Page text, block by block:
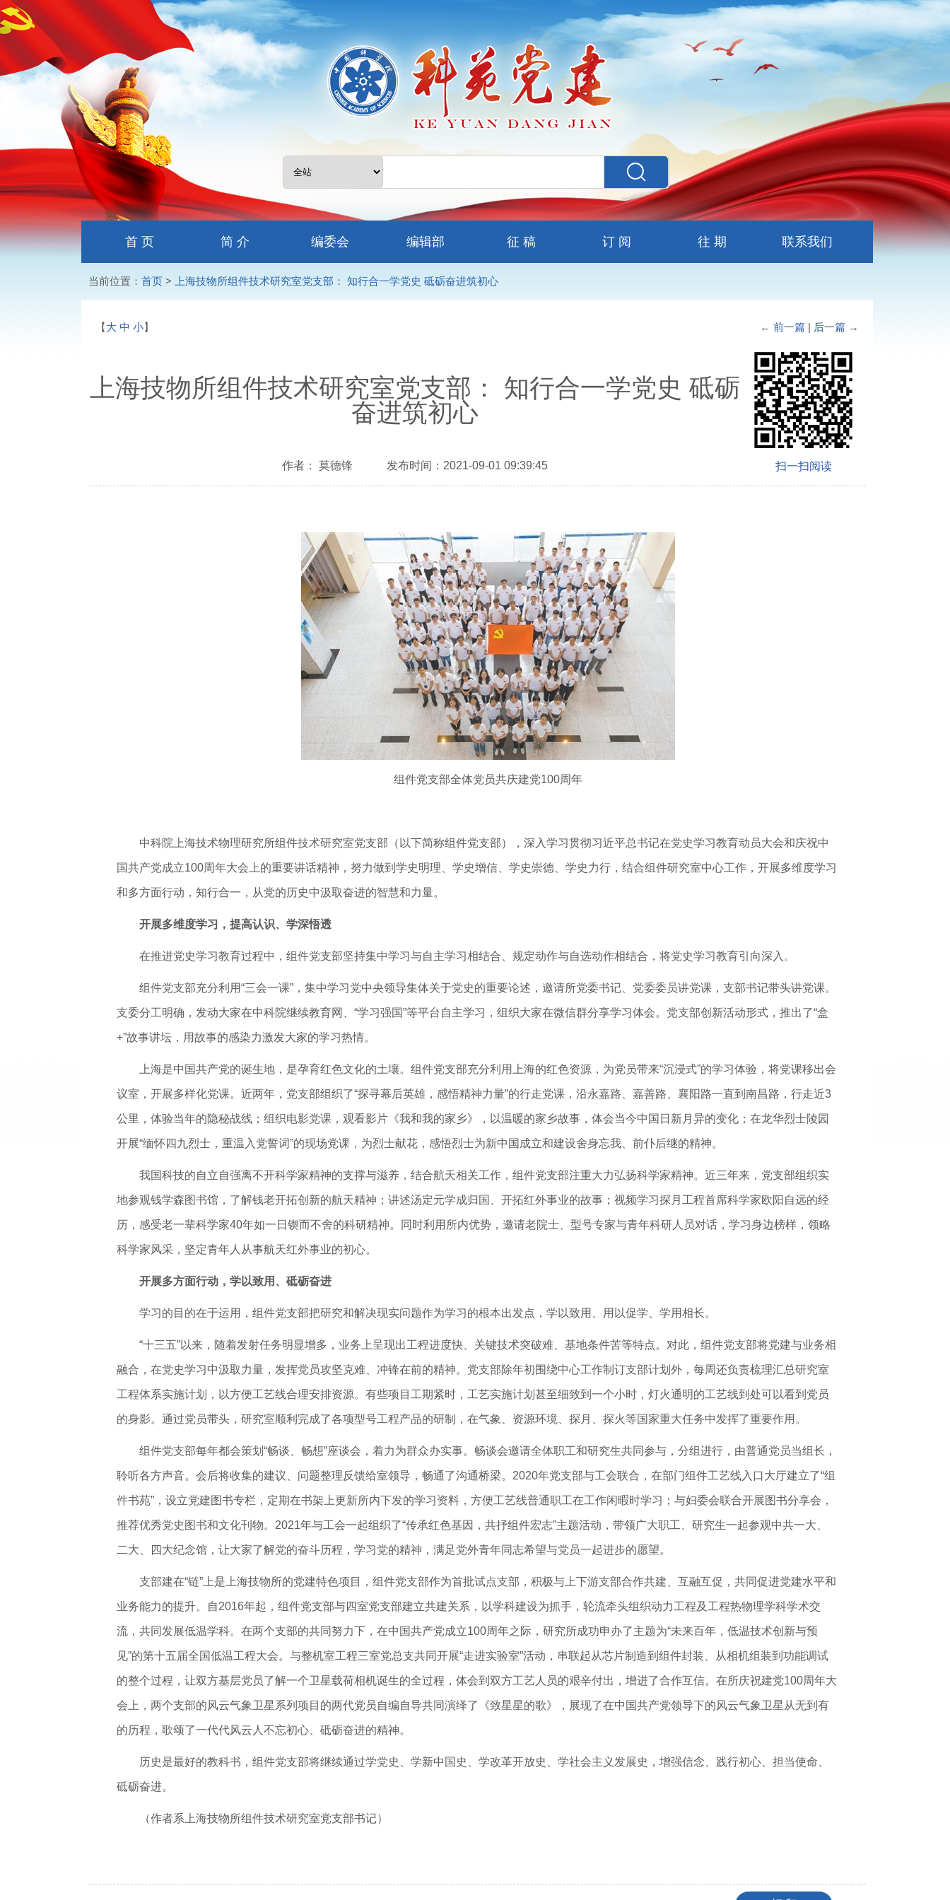
首 页 简 介 编委会 编辑部 征 稿 订 阅 往 期 联系我们
当前位置： 首页> 上海技物所组件技术研究室党支部： 知行合一学党史 砥砺奋进筑初心
【大 中 小】 ← 前一篇 | 后一篇 →
上海技物所组件技术研究室党支部： 知行合一学党史 砥砺
奋进筑初心
作者： 莫德锋 发布时间：2021-09-01 09:39:45 扫一扫阅读
组件党支部全体党员共庆建党100周年
中科院上海技术物理研究所组件技术研究室党支部（以下简称组件党支部），深入学习贯彻习近平总书记在党史学习教育动员大会和庆祝中
国共产党成立100周年大会上的重要讲话精神，努力做到学史明理、学史增信、学史崇德、学史力行，结合组件研究室中心工作，开展多维度学习
和多方面行动，知行合一，从党的历史中汲取奋进的智慧和力量。
开展多维度学习，提高认识、学深悟透
在推进党史学习教育过程中，组件党支部坚持集中学习与自主学习相结合、规定动作与自选动作相结合，将党史学习教育引向深入。
组件党支部充分利用“三会一课”，集中学习党中央领导集体关于党史的重要论述，邀请所党委书记、党委委员讲党课，支部书记带头讲党课。
支委分工明确，发动大家在中科院继续教育网、“学习强国”等平台自主学习，组织大家在微信群分享学习体会。党支部创新活动形式，推出了“盒
+”故事讲坛，用故事的感染力激发大家的学习热情。
上海是中国共产党的诞生地，是孕育红色文化的土壤。组件党支部充分利用上海的红色资源，为党员带来“沉浸式”的学习体验，将党课移出会
议室，开展多样化党课。近两年，党支部组织了“探寻幕后英雄，感悟精神力量”的行走党课，沿永嘉路、嘉善路、襄阳路一直到南昌路，行走近3
公里，体验当年的隐秘战线；组织电影党课，观看影片《我和我的家乡》，以温暖的家乡故事，体会当今中国日新月异的变化；在龙华烈士陵园
开展“缅怀四九烈士，重温入党誓词”的现场党课，为烈士献花，感悟烈士为新中国成立和建设舍身忘我、前仆后继的精神。
我国科技的自立自强离不开科学家精神的支撑与滋养，结合航天相关工作，组件党支部注重大力弘扬科学家精神。近三年来，党支部组织实
地参观钱学森图书馆，了解钱老开拓创新的航天精神；讲述汤定元学成归国、开拓红外事业的故事；视频学习探月工程首席科学家欧阳自远的经
历，感受老一辈科学家40年如一日锲而不舍的科研精神。同时利用所内优势，邀请老院士、型号专家与青年科研人员对话，学习身边榜样，领略
科学家风采，坚定青年人从事航天红外事业的初心。
开展多方面行动，学以致用、砥砺奋进
学习的目的在于运用，组件党支部把研究和解决现实问题作为学习的根本出发点，学以致用、用以促学、学用相长。
“十三五”以来，随着发射任务明显增多，业务上呈现出工程进度快、关键技术突破难、基地条件苦等特点。对此，组件党支部将党建与业务相
融合，在党史学习中汲取力量，发挥党员攻坚克难、冲锋在前的精神。党支部除年初围绕中心工作制订支部计划外，每周还负责梳理汇总研究室
工程体系实施计划，以方便工艺线合理安排资源。有些项目工期紧时，工艺实施计划甚至细致到一个小时，灯火通明的工艺线到处可以看到党员
的身影。通过党员带头，研究室顺利完成了各项型号工程产品的研制，在气象、资源环境、探月、探火等国家重大任务中发挥了重要作用。
组件党支部每年都会策划“畅谈、畅想”座谈会，着力为群众办实事。畅谈会邀请全体职工和研究生共同参与，分组进行，由普通党员当组长，
聆听各方声音。会后将收集的建议、问题整理反馈给室领导，畅通了沟通桥梁。2020年党支部与工会联合，在部门组件工艺线入口大厅建立了“组
件书苑”，设立党建图书专栏，定期在书架上更新所内下发的学习资料，方便工艺线普通职工在工作闲暇时学习；与妇委会联合开展图书分享会，
推荐优秀党史图书和文化刊物。2021年与工会一起组织了“传承红色基因，共抒组件宏志”主题活动，带领广大职工、研究生一起参观中共一大、
二大、四大纪念馆，让大家了解党的奋斗历程，学习党的精神，满足党外青年同志希望与党员一起进步的愿望。
支部建在“链”上是上海技物所的党建特色项目，组件党支部作为首批试点支部，积极与上下游支部合作共建、互融互促，共同促进党建水平和
业务能力的提升。自2016年起，组件党支部与四室党支部建立共建关系，以学科建设为抓手，轮流牵头组织动力工程及工程热物理学科学术交
流，共同发展低温学科。在两个支部的共同努力下，在中国共产党成立100周年之际，研究所成功申办了主题为“未来百年，低温技术创新与预
见”的第十五届全国低温工程大会。与整机室工程三室党总支共同开展“走进实验室”活动，串联起从芯片制造到组件封装、从相机组装到功能调试
的整个过程，让双方基层党员了解一个卫星载荷相机诞生的全过程，体会到双方工艺人员的艰辛付出，增进了合作互信。在所庆祝建党100周年大
会上，两个支部的风云气象卫星系列项目的两代党员自编自导共同演绎了《致星星的歌》，展现了在中国共产党领导下的风云气象卫星从无到有
的历程，歌颂了一代代风云人不忘初心、砥砺奋进的精神。
历史是最好的教科书，组件党支部将继续通过学党史、学新中国史、学改革开放史、学社会主义发展史，增强信念、践行初心、担当使命、
砥砺奋进。
（作者系上海技物所组件技术研究室党支部书记）